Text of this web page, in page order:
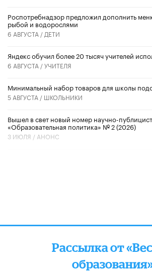
Роспотребнадзор предложил дополнить
рыбой и водорослями
6 АВГУСТА / ДЕТИ
​Яндекс обучил более 20 тысяч учителей
6 АВГУСТА /УЧИТЕЛЯ
Минимальный набор товаров для школы
5 АВГУСТА / ШКОЛЬНИКИ
Вышел в свет новый номер научно-
«Образовательная политика» № 2 (2026)
3 ИЮЛЯ / АНОНС
Рассылка от